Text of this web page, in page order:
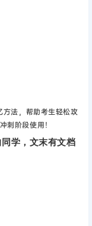
法，帮助考生轻松攻
刺阶段使用！
学，文末有文档